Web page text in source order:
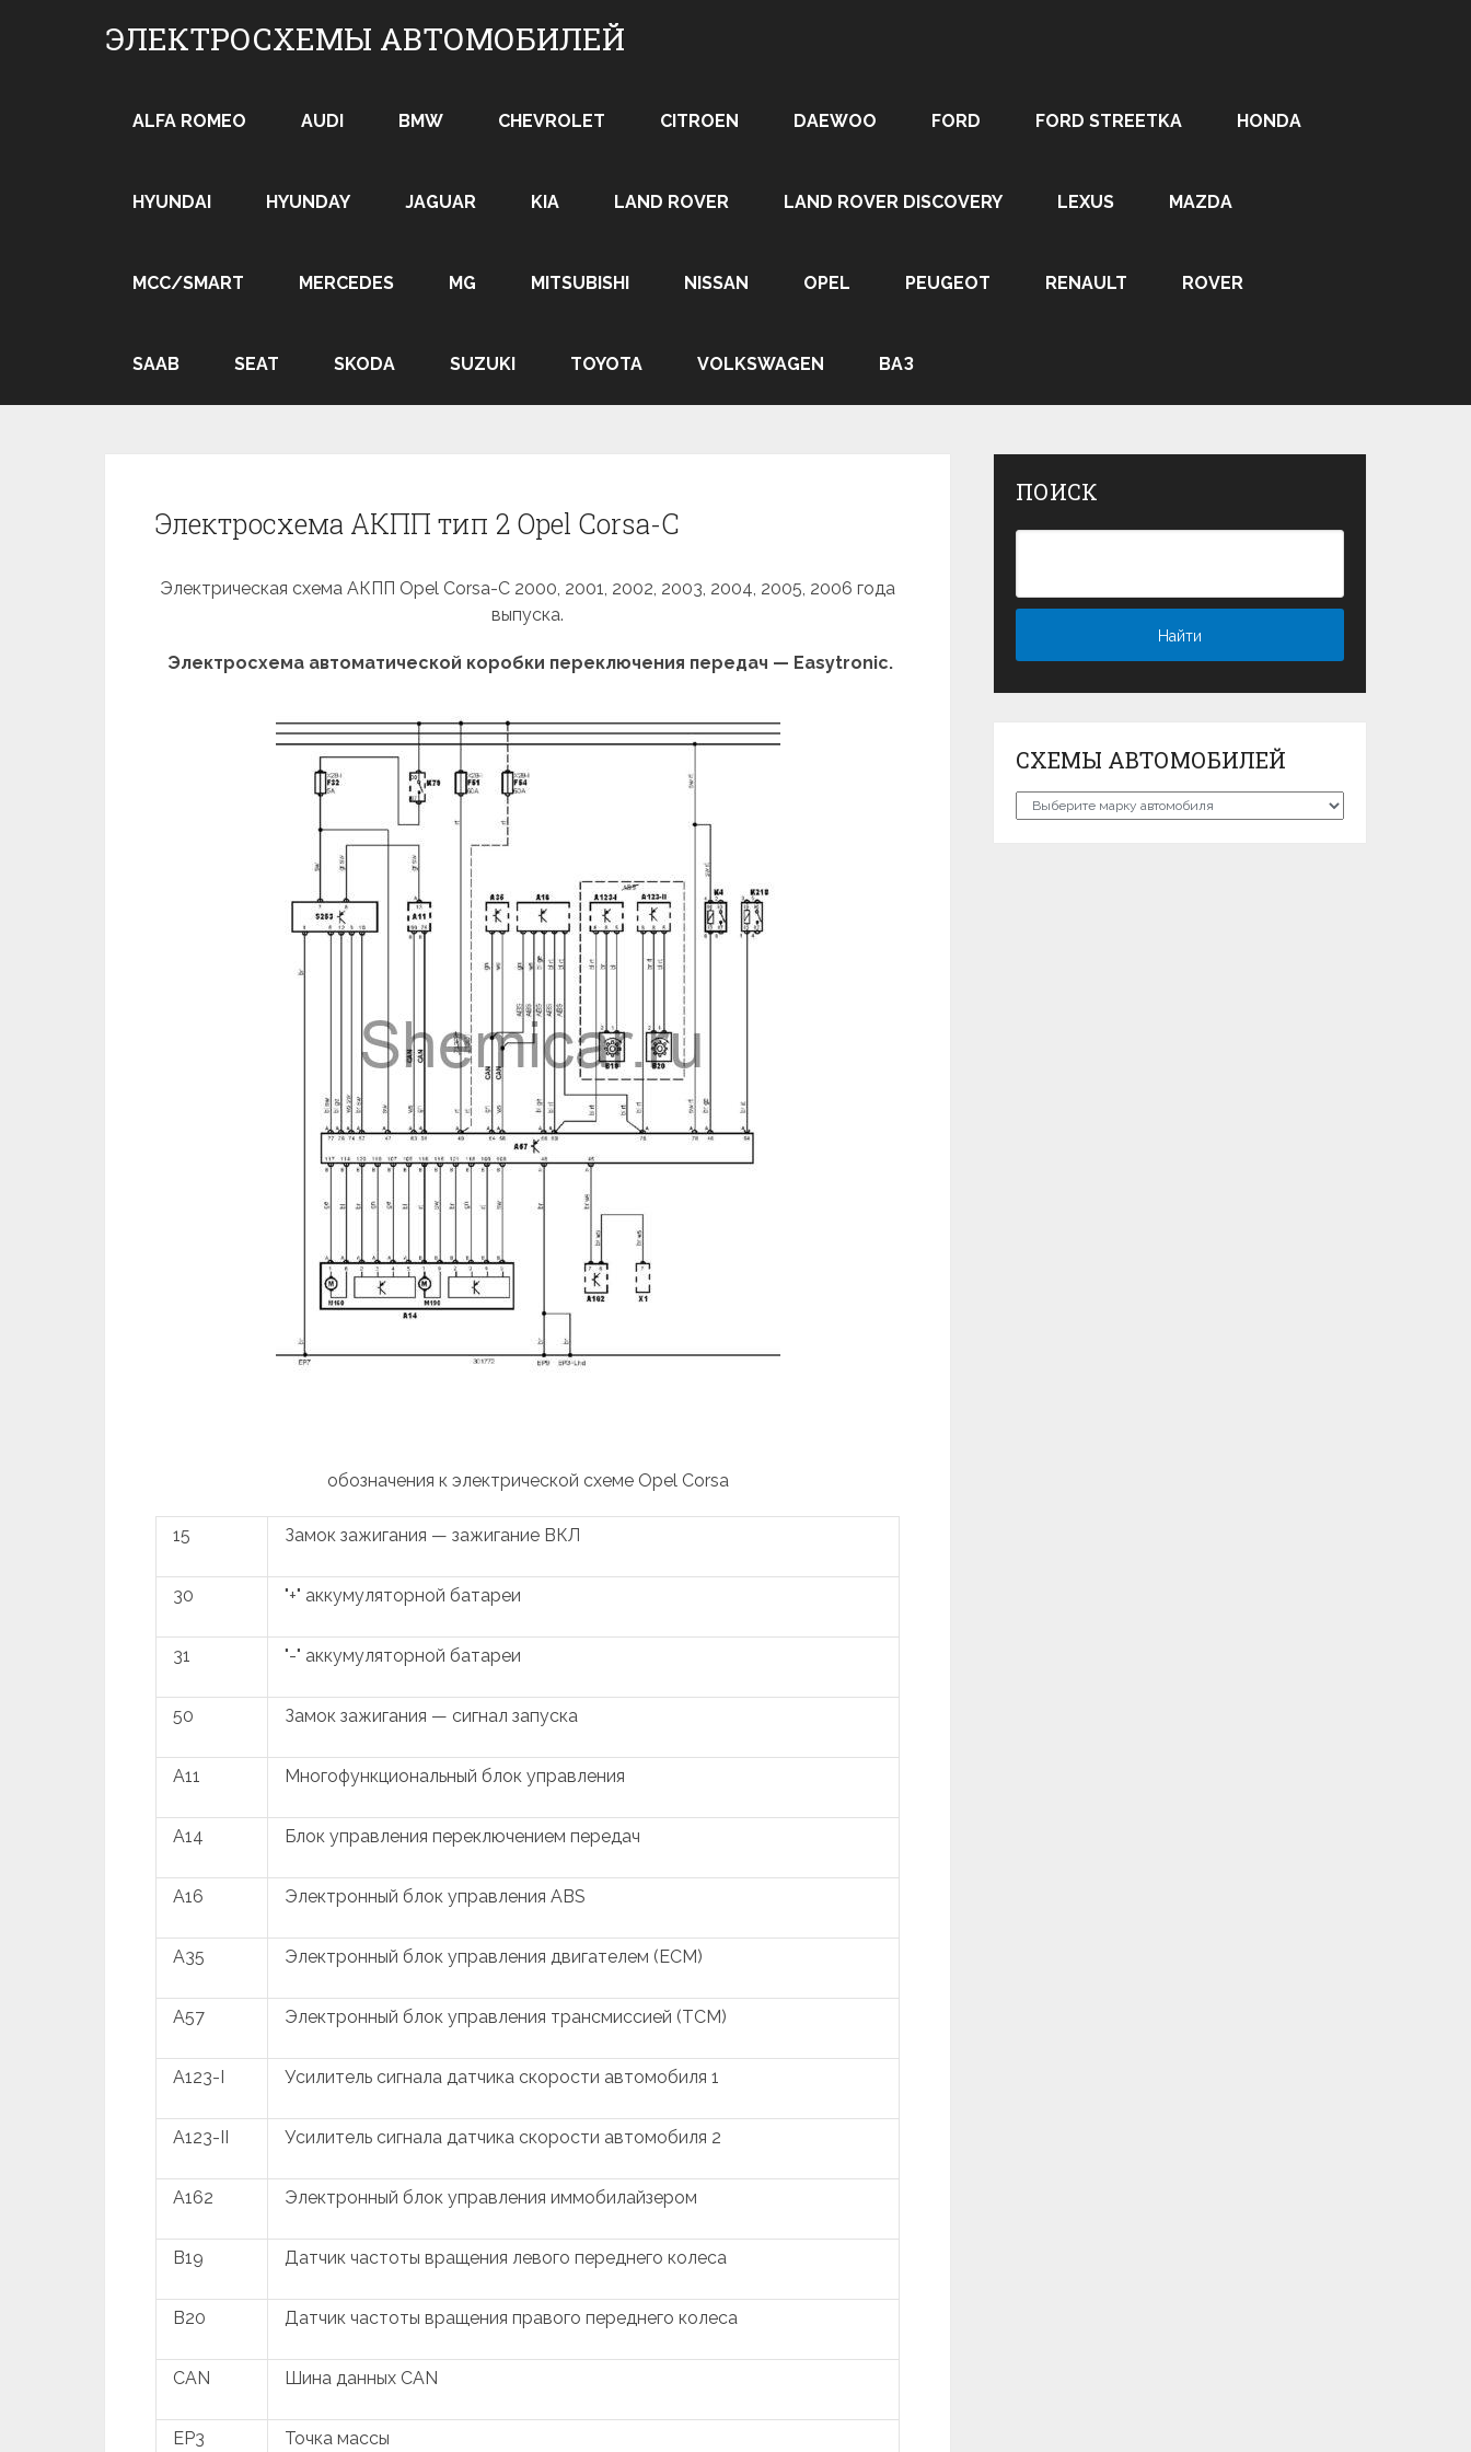
ЭЛЕКТРОСХЕМЫ АВТОМОБИЛЕЙ
ALFA ROMEO AUDI BMW CHEVROLET CITROEN DAEWOO FORD FORD STREETKA HONDA
HYUNDAI HYUNDAY JAGUAR KIA LAND ROVER LAND ROVER DISCOVERY LEXUS MAZDA
MCC/SMART MERCEDES MG MITSUBISHI NISSAN OPEL PEUGEOT RENAULT ROVER
SAAB SEAT SKODA SUZUKI TOYOTA VOLKSWAGEN ВАЗ
Электросхема АКПП тип 2 Opel Corsa-C
Электрическая схема АКПП Opel Corsa-C 2000, 2001, 2002, 2003, 2004, 2005, 2006 года
выпуска.
Электросхема автоматической коробки переключения передач — Easytronic.
обозначения к электрической схеме Opel Corsa
15 Замок зажигания — зажигание ВКЛ
30 "+" аккумуляторной батареи
31 "-" аккумуляторной батареи
50 Замок зажигания — сигнал запуска
A11 Многофункциональный блок управления
A14 Блок управления переключением передач
A16 Электронный блок управления ABS
A35 Электронный блок управления двигателем (ECM)
A57 Электронный блок управления трансмиссией (TCM)
A123-I Усилитель сигнала датчика скорости автомобиля 1
A123-II Усилитель сигнала датчика скорости автомобиля 2
A162 Электронный блок управления иммобилайзером
B19 Датчик частоты вращения левого переднего колеса
B20 Датчик частоты вращения правого переднего колеса
CAN Шина данных CAN
EP3 Точка массы
ПОИСК
СХЕМЫ АВТОМОБИЛЕЙ
Схемы